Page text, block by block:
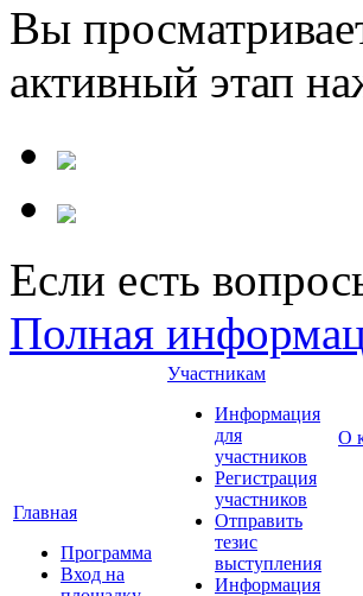
Вы
активный этап
Если есть
Полная
Главная
Программа
Вход на
Участникам
Информация
для
участников
Регистрация
участников
Отправить
тезис
выступления
Информация
О